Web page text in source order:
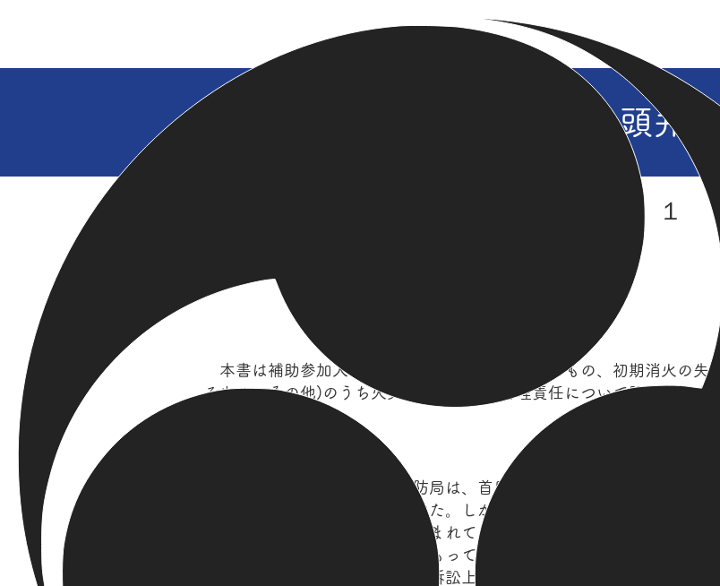
ホーム 団体概要 お知らせ
第１回口頭弁論
準備書面１
本書は補助参加人の管理責任(火災原因に関するもの、初期消火の失
るもの、その他)のうち火災原因に関する管理責任について明らかにす
主張の要旨
出火原因の特定： 那覇市消防局は、首里城火災の全容解明に向けた
いては不明とする」と結論づけた。しかし、調査報告を丹念に読むと
部分での電気的異常」に絞り込まれており、他の状況証拠も併せ考察
証がなくとも、高度の蓋然性をもって出火原因であると特定することが
東大ルンバール事件最判： 「訴訟上の因果関係の立証は、一点の疑